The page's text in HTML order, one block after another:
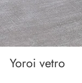
Yoroi vetro